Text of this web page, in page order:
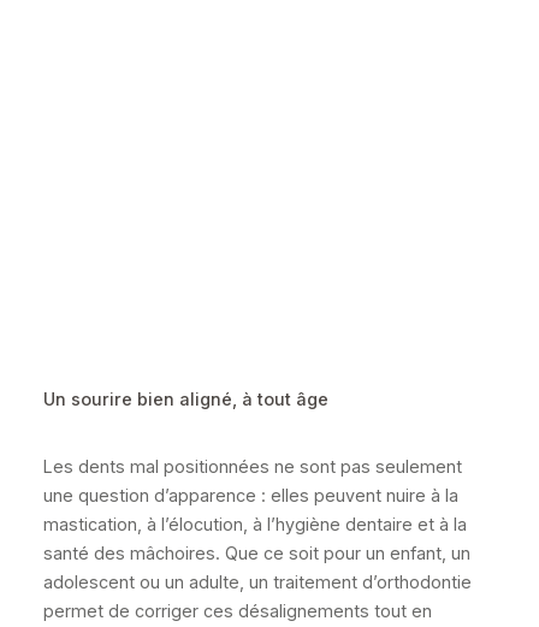
Un sourire bien aligné, à tout âge
Les dents mal positionnées ne sont pas seulement
une question d’apparence : elles peuvent nuire à la
mastication, à l’élocution, à l’hygiène dentaire et à la
santé des mâchoires. Que ce soit pour un enfant, un
adolescent ou un adulte, un traitement d’orthodontie
permet de corriger ces désalignements tout en